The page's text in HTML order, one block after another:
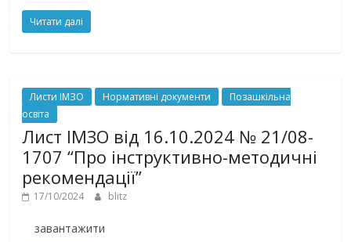
Читати далі
Листи ІМЗО Нормативні документи
Позашкільна
освіта
Лист ІМЗО від 16.10.2024 № 21/08-
1707 “Про інструктивно-методичні
рекомендації”
17/10/2024 blitz
завантажити